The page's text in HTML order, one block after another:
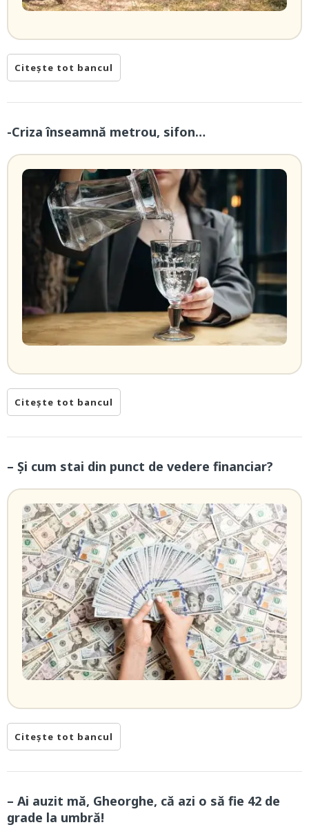
Citește tot bancul
-Criza înseamnă metrou, sifon…
Citește tot bancul
– Și cum stai din punct de vedere financiar?
Citește tot bancul
– Ai auzit mă, Gheorghe, că azi o să fie 42 de
grade la umbră!